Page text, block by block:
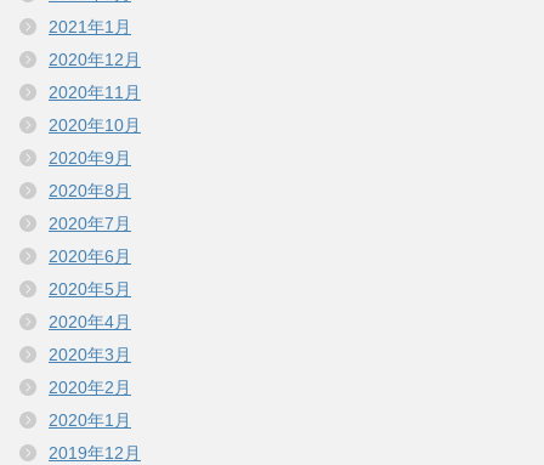
2021年1月
2020年12月
2020年11月
2020年10月
2020年9月
2020年8月
2020年7月
2020年6月
2020年5月
2020年4月
2020年3月
2020年2月
2020年1月
2019年12月